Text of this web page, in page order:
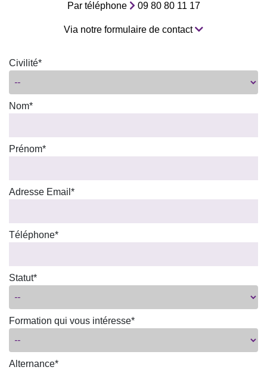
Par téléphone 09 80 80 11 17
Via notre formulaire de contact
Civilité*
Nom*
Prénom*
Adresse Email*
Téléphone*
Statut*
Formation qui vous intéresse*
Alternance*